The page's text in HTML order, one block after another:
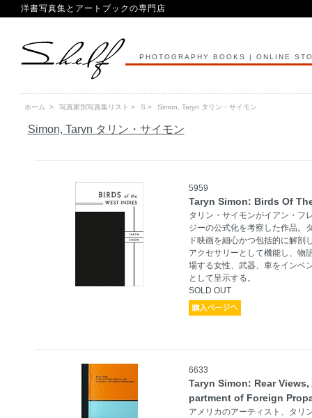
洋書写真集とアートブックの専門店
PHOTOGRAPHY BOOKS | ONLINE
ホーム > 写真家別写真集リスト > S > Simon, Taryn タリン・サイモン
Simon, Taryn タリン・サイモン
5959
Taryn Simon: Birds Of
タリン・サイモンがイアン・フ
ジーの公式化を考察した作品。
ド映画を細心かつ包括的に解剖
アクセサリーとして機能し、物
場する女性、武器、車をインベ
として呈示する。
SOLD OUT
6633
Taryn Simon: Rear
partment of Foreign
アメリカのアーティスト、タリ